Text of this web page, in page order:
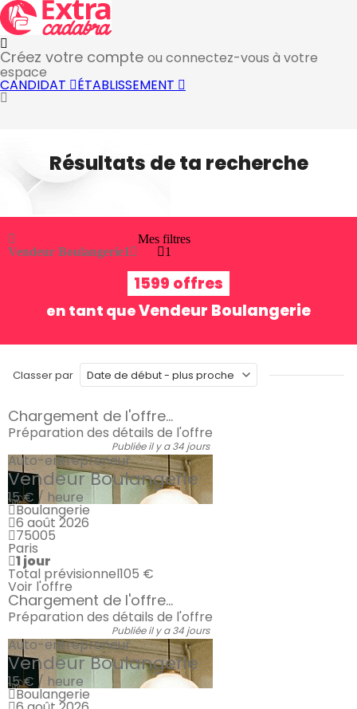
Créez votre compte ou connectez-vous à votre
espace
CANDIDAT ÉTABLISSEMENT
Résultats de ta recherche
Vendeur Boulangerie1
Mes filtres
1
1599 offres
en tant queVendeur Boulangerie
Classer par
Chargement de l'offre...
Préparation des détails de l'offre
Publiée il y a 34 jours
Auto-entrepreneur
Vendeur Boulangerie
15 € / heure
Boulangerie
6 août 2026
75005
Paris
1 jour
Total prévisionnel105 €
Voir l'offre
Chargement de l'offre...
Préparation des détails de l'offre
Publiée il y a 34 jours
Auto-entrepreneur
Vendeur Boulangerie
15 € / heure
Boulangerie